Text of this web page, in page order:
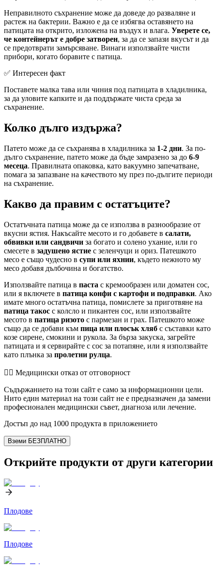
Неправилното съхранение може да доведе до разваляне и
растеж на бактерии. Важно е да се избягва оставянето на
патицата на открито, изложена на въздух и влага. Уверете се,
че контейнерът е добре затворен, за да се запази вкусът и да
се предотврати замърсяване. Винаги използвайте чисти
прибори, когато боравите с патица.
✅ Интересен факт
Поставете малка тава или чиния под патицата в хладилника,
за да уловите капките и да поддържате чиста среда за
съхранение.
Колко дълго издържа?
Патето може да се съхранява в хладилника за 1-2 дни. За по-
дълго съхранение, патето може да бъде замразено за до 6-9
месеца. Правилната опаковка, като вакуумно запечатване,
помага за запазване на качеството му през по-дългите периоди
на съхранение.
Какво да правим с остатъците?
Остатъчната патица може да се използва в разнообразие от
вкусни ястия. Накъсайте месото и го добавете в салати,
обвивки или сандвичи за богато и солено ухание, или го
смесете в задушено ястие с зеленчуци и ориз. Патешкото
месо е също чудесно в супи или яхнии, където нежното му
месо добавя дълбочина и богатство.
Използвайте патица в паста с кремообразен или доматен сос,
или я включете в патица конфи с картофи и подправки. Ако
имате много остатъчна патица, помислете за приготвяне на
патица такос с колсло и пикантен сос, или използвайте
месото в патица ризото с пармезан и грах. Патешкото може
също да се добави към пица или плосък хляб с съставки като
козе сирене, смокини и рукола. За бърза закуска, загрейте
патицата и я сервирайте с сос за потапяне, или я използвайте
като плънка за пролетни рулца.
👨‍⚕️️ Медицински отказ от отговорност
Съдържанието на този сайт е само за информационни цели.
Нито един материал на този сайт не е предназначен да замени
професионален медицински съвет, диагноза или лечение.
Достъп до над 1000 продукта в приложението
Вземи БЕЗПЛАТНО
Открийте продукти от други категории
Плодове
Плодове